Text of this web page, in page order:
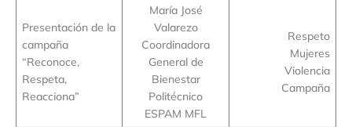
Presentación de la
campaña
“Reconoce,
Respeta,
Reacciona”
María José
Valarezo
Coordinadora
General de
Bienestar
Politécnico
ESPAM MFL
Respeto
Mujeres
Violencia
Campaña